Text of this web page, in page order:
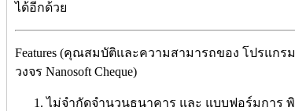
ได้อีกด้วย
Features (คุณสมบัติและความสามารถของ โปรแก
วงจร Nanosoft Cheque)
ไม่จำกัดจำนวนธนาคาร และ แบบฟอร์มการ